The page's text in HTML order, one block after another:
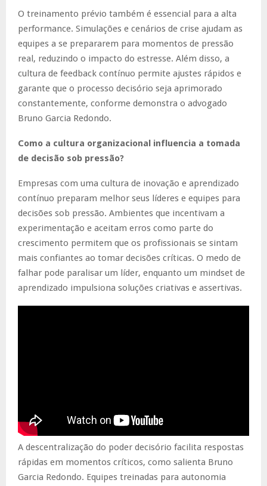
O treinamento prévio também é essencial para a alta
performance. Simulações e cenários de crise ajudam as
equipes a se prepararem para momentos de pressão
real, reduzindo o impacto do estresse. Além disso, a
cultura de feedback contínuo permite ajustes rápidos e
garante que o processo decisório seja aprimorado
constantemente, conforme demonstra o advogado
Bruno Garcia Redondo.
Como a cultura organizacional influencia a tomada
de decisão sob pressão?
Empresas com uma cultura de inovação e aprendizado
contínuo preparam melhor seus líderes e equipes para
decisões sob pressão. Ambientes que incentivam a
experimentação e aceitam erros como parte do
crescimento permitem que os profissionais se sintam
mais confiantes ao tomar decisões críticas. O medo de
falhar pode paralisar um líder, enquanto um mindset de
aprendizado impulsiona soluções criativas e assertivas.
A descentralização do poder decisório facilita respostas
rápidas em momentos críticos, como salienta Bruno
Garcia Redondo. Equipes treinadas para autonomia